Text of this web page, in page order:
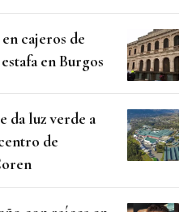
cajeros de
en Burgos
da luz verde a
de